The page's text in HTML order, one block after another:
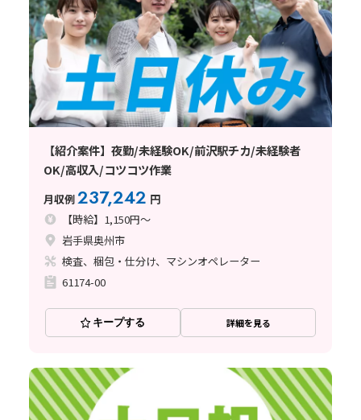
【紹介案件】夜勤/未経験OK/前沢駅チカ/未経験者
OK/高収入/コツコツ作業
月収例237,242 円
【時給】1,150円～
岩手県奥州市
検査、梱包・仕分け、マシンオペレーター
61174-00
キープする 詳細を見る